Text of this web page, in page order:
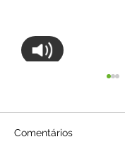
Comentários